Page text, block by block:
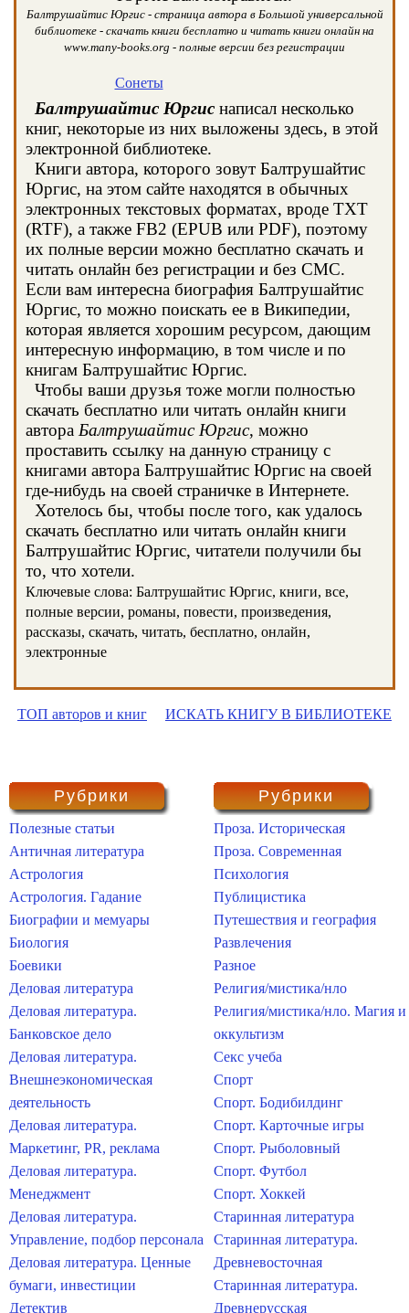
Балтрушайтис Юргис - страница автора в Большой универсальной
библиотеке - скачать книги бесплатно и читать книги онлайн на
www.many-books.org - полные версии без регистрации
Сонеты
Балтрушайтис Юргис написал несколько
книг, некоторые из них выложены здесь, в этой
электронной библиотеке.
Книги автора, которого зовут Балтрушайтис
Юргис, на этом сайте находятся в обычных
электронных текстовых форматах, вроде TXT
(RTF), а также FB2 (EPUB или PDF), поэтому
их полные версии можно бесплатно скачать и
читать онлайн без регистрации и без СМС.
Если вам интересна биография Балтрушайтис
Юргис, то можно поискать ее в Википедии,
которая является хорошим ресурсом, дающим
интересную информацию, в том числе и по
книгам Балтрушайтис Юргис.
Чтобы ваши друзья тоже могли полностью
скачать бесплатно или читать онлайн книги
автора Балтрушайтис Юргис, можно
проставить ссылку на данную страницу с
книгами автора Балтрушайтис Юргис на своей
где-нибудь на своей страничке в Интернете.
Хотелось бы, чтобы после того, как удалось
скачать бесплатно или читать онлайн книги
Балтрушайтис Юргис, читатели получили бы
то, что хотели.
Ключевые слова: Балтрушайтис Юргис, книги, все,
полные версии, романы, повести, произведения,
рассказы, скачать, читать, бесплатно, онлайн,
электронные
ТОП авторов и книг ИСКАТЬ КНИГУ В БИБЛИОТЕКЕ
Рубрики
Полезные статьи
Античная литература
Астрология
Астрология. Гадание
Биографии и мемуары
Биология
Боевики
Деловая литература
Деловая литература.
Банковское дело
Деловая литература.
Внешнеэкономическая
деятельность
Деловая литература.
Маркетинг, PR, реклама
Деловая литература.
Менеджмент
Деловая литература.
Управление, подбор персонала
Деловая литература. Ценные
бумаги, инвестиции
Детектив
Рубрики
Проза. Историческая
Проза. Современная
Психология
Публицистика
Путешествия и география
Развлечения
Разное
Религия/мистика/нло
Религия/мистика/нло. Магия и
оккультизм
Секс учеба
Спорт
Спорт. Бодибилдинг
Спорт. Карточные игры
Спорт. Рыболовный
Спорт. Футбол
Спорт. Хоккей
Старинная литература
Старинная литература.
Древневосточная
Старинная литература.
Древнерусская